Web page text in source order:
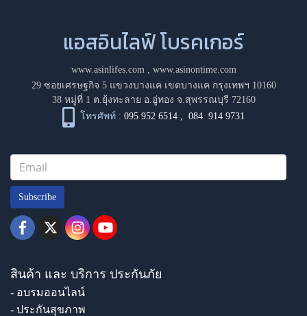
แอสอินไลฟ์ โบรคเกอร์
www.asinlifes.com, www.asinontime.com
29 ซอยเศรษฐกิจ 5 แขวงบางแค เขตบางแค กรุงเทพฯ 10160
38 หมู่ที่ 1 ต.ยุ้งทะลาย อ.อู่ทอง จ.สุพรรณบุรี 72160
โทรศัพท์ : 095 952 6514 ,084 914 9731
Subscribe
สินค้า และ บริการ ประกันภัย
- อบรมออนไลน์
- ประกันสุขภาพ